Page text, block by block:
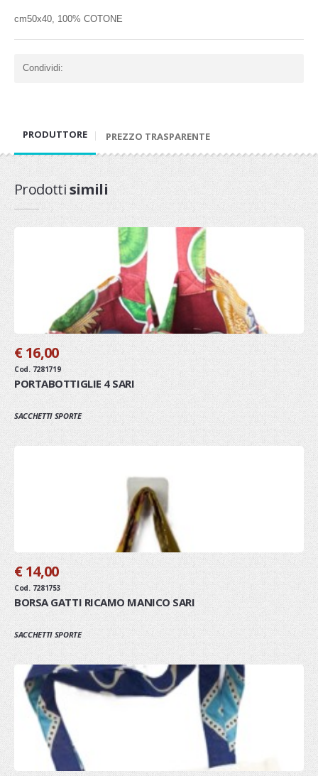
cm50x40, 100% COTONE
Condividi:
PRODUTTORE PREZZO TRASPARENTE
Prodottisimili
€ 16,00
Cod. 7281719
PORTABOTTIGLIE 4 SARI
SACCHETTI SPORTE
€ 14,00
Cod. 7281753
BORSA GATTI RICAMO MANICO SARI
SACCHETTI SPORTE